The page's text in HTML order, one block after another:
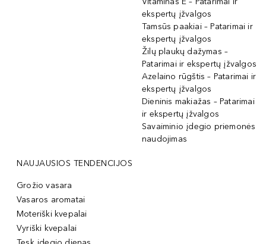
ekspertų įžvalgos
Tamsūs paakiai – Patarimai ir
ekspertų įžvalgos
Žilų plaukų dažymas –
Patarimai ir ekspertų įžvalgos
Azelaino rūgštis – Patarimai ir
ekspertų įžvalgos
Dieninis makiažas – Patarimai
ir ekspertų įžvalgos
Savaiminio įdegio priemonės
naudojimas
NAUJAUSIOS TENDENCIJOS
Grožio vasara
Vasaros aromatai
Moteriški kvepalai
Vyriški kvepalai